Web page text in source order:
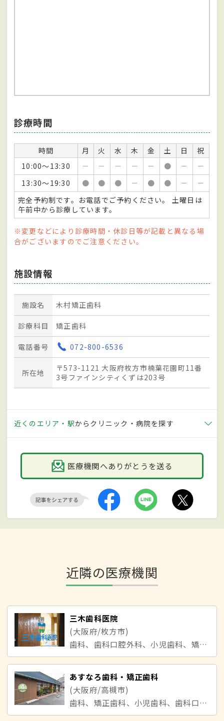
診療時間
時間 月 火 水 木 金 土 日
祝
10:00～13:30
－ － － － － ● －
－
13:30～19:30
● ● ● － ● ● －
－
完全予約制です。お電話でご予約ください。 土曜日は
午前中から診療しています。
※変更などにより診療時間・休診日等が記載と異なる場
合がございますのでご注意ください。
施設情報
施設名 木村矯正歯科
診療科目 矯正歯科
電話番号 072-800-6536
所在地
〒573-1121 大阪府枚方市楠葉花園町11番
3号ファインシティくずは203号
近くのエリア・駅からクリニック・病院を探す
医療機関へありがとうを送る
近隣の医療機関
三木歯科医院
(大阪府/枚方市)
歯科、歯科口腔外科、小児歯科、矯正歯科
あすなろ歯科・矯正歯科
(大阪府/高槻市)
歯科、矯正歯科、小児歯科、歯科口腔外科